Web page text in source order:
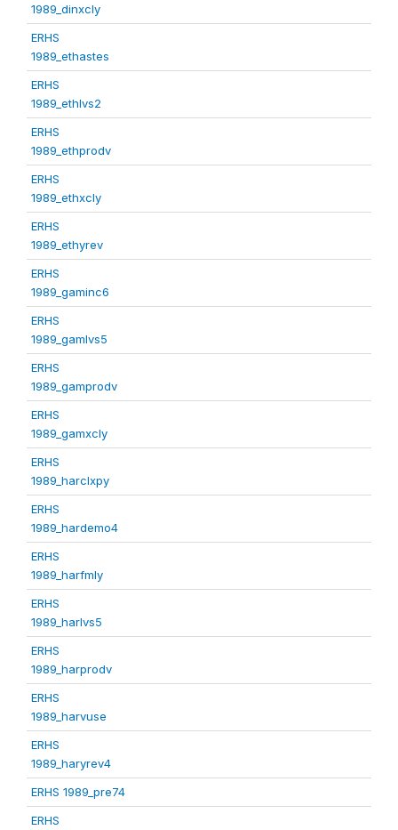
1989_dinxcly
ERHS
1989_ethastes
ERHS
1989_ethlvs2
ERHS
1989_ethprodv
ERHS
1989_ethxcly
ERHS
1989_ethyrev
ERHS
1989_gaminc6
ERHS
1989_gamlvs5
ERHS
1989_gamprodv
ERHS
1989_gamxcly
ERHS
1989_harclxpy
ERHS
1989_hardemo4
ERHS
1989_harfmly
ERHS
1989_harlvs5
ERHS
1989_harprodv
ERHS
1989_harvuse
ERHS
1989_haryrev4
ERHS 1989_pre74
ERHS